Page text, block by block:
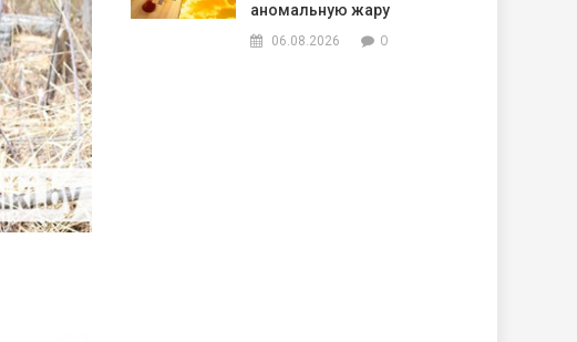
аномальную жару
06.08.2026 0